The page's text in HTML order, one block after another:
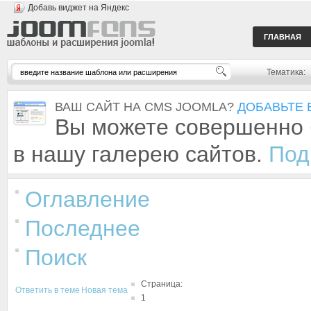
Добавь виджет на Яндекс
ГЛАВНАЯ
Тематика:
ВАШ САЙТ НА CMS JOOMLA? ДОБАВЬТЕ
Вы можете совершенно
в нашу галерею сайтов.
Оглавление
Последнее
Поиск
Ответить в теме Новая тема
Страница:
1